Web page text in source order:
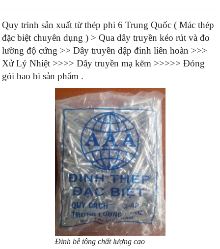
Quy trình sản xuất từ thép phi 6 Trung Quốc ( Mác thép
đặc biệt chuyên dụng ) > Qua dây truyền kéo rút và đo
lường độ cứng >> Dây truyền dập đinh liên hoàn >>>
Xử Lý Nhiệt >>>> Dây truyền mạ kẽm >>>>> Đóng
gói bao bì sản phẩm .
Đinh bê tông chất lượng cao